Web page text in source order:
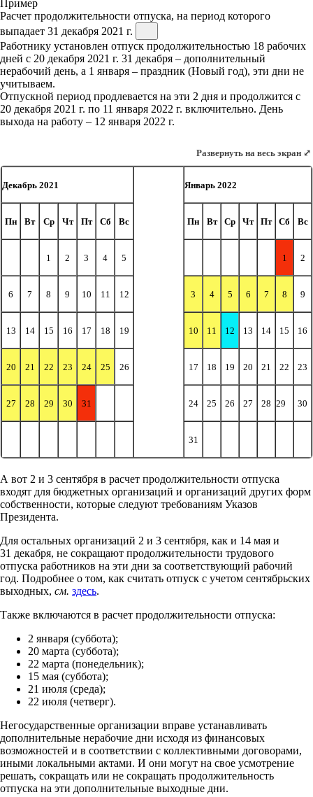
Пример
Расчет продолжительности отпуска, на период которого
выпадает 31 декабря 2021 г.
Работнику установлен отпуск продолжительностью 18 рабочих
дней с 20 декабря 2021 г. 31 декабря – дополнительный
нерабочий день, а 1 января – праздник (Новый год), эти дни не
учитываем.
Отпускной период продлевается на эти 2 дня и продолжится с
20 декабря 2021 г. по 11 января 2022 г. включительно. День
выхода на работу – 12 января 2022 г.
Декабрь 2021 Январь 2022
Пн Вт Ср Чт Пт Сб Вс Пн Вт Ср Чт Пт Сб Вс
1 2 3 4 5 1 2
6 7 8 9 10 11 12 3 4 5 6 7 8 9
13 14 15 16 17 18 19 10 11 12 13 14 15 16
20 21 22 23 24 25 26 17 18 19 20 21 22 23
27 28 29 30 31 24 25 26 27 28 29 30
31
Развернуть на весь экран ⤢
А вот 2 и 3 сентября в расчет продолжительности отпуска
входят для бюджетных организаций и организаций других форм
собственности, которые следуют требованиям Указов
Президента.
Для остальных организаций 2 и 3 сентября, как и 14 мая и
31 декабря, не сокращают продолжительности трудового
отпуска работников на эти дни за соответствующий рабочий
год. Подробнее о том, как считать отпуск с учетом сентябрьских
выходных, см. здесь.
Также включаются в расчет продолжительности отпуска:
2 января (суббота);
20 марта (суббота);
22 марта (понедельник);
15 мая (суббота);
21 июля (среда);
22 июля (четверг).
Негосударственные организации вправе устанавливать
дополнительные нерабочие дни исходя из финансовых
возможностей и в соответствии с коллективными договорами,
иными локальными актами. И они могут на свое усмотрение
решать, сокращать или не сокращать продолжительность
отпуска на эти дополнительные выходные дни.